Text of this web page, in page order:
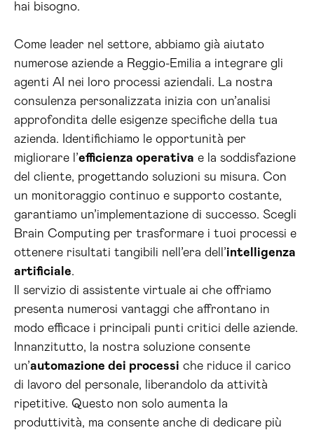
hai bisogno.
Come leader nel settore, abbiamo già aiutato
numerose aziende a Reggio-Emilia a integrare gli
agenti AI nei loro processi aziendali. La nostra
consulenza personalizzata inizia con un’analisi
approfondita delle esigenze specifiche della tua
azienda. Identifichiamo le opportunità per
migliorare l’efficienza operativa e la soddisfazione
del cliente, progettando soluzioni su misura. Con
un monitoraggio continuo e supporto costante,
garantiamo un’implementazione di successo. Scegli
Brain Computing per trasformare i tuoi processi e
ottenere risultati tangibili nell’era dell’intelligenza
artificiale.
Il servizio di assistente virtuale ai che offriamo
presenta numerosi vantaggi che affrontano in
modo efficace i principali punti critici delle aziende.
Innanzitutto, la nostra soluzione consente
un’automazione dei processi che riduce il carico
di lavoro del personale, liberandolo da attività
ripetitive. Questo non solo aumenta la
produttività, ma consente anche di dedicare più